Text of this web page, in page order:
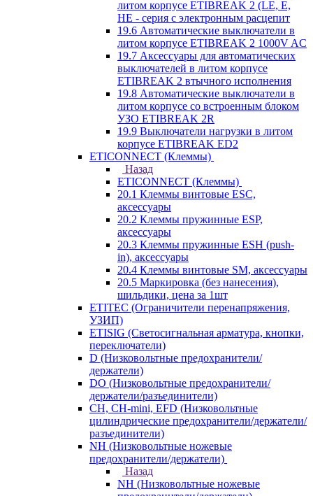
литом корпусе ETIBREAK 2 (LE, E,
HE - серия с электронным расцепит
19.6 Автоматические выключатели в
литом корпусе ETIBREAK 2 1000V AC
19.7 Аксессуары для автоматических
выключателей в литом корпусе
ETIBREAK 2 втычного исполнения
19.8 Автоматические выключатели в
литом корпусе со встроенным блоком
УЗО ETIBREAK 2R
19.9 Выключатели нагрузки в литом
корпусе ETIBREAK ED2
ETICONNECT (Клеммы)
Назад
ETICONNECT (Клеммы)
20.1 Клеммы винтовые ESC,
аксессуары
20.2 Клеммы пружинные ESP,
аксессуары
20.3 Клеммы пружинные ESH (push-
in), аксессуары
20.4 Клеммы винтовые SM, аксессуары
20.5 Маркировка (без нанесения),
шильдики, цена за 1шт
ETITEC (Ограничители перенапряжения,
УЗИП)
ETISIG (Светосигнальная арматура, кнопки,
переключатели)
D (Низковольтные предохранители/
держатели)
DO (Низковольтные предохранители/
держатели/разъединители)
CH, CH-mini, EFD (Низковольтные
цилиндрические предохранители/держатели/
разъединители)
NH (Низковольтные ножевые
предохранители/держатели)
Назад
NH (Низковольтные ножевые